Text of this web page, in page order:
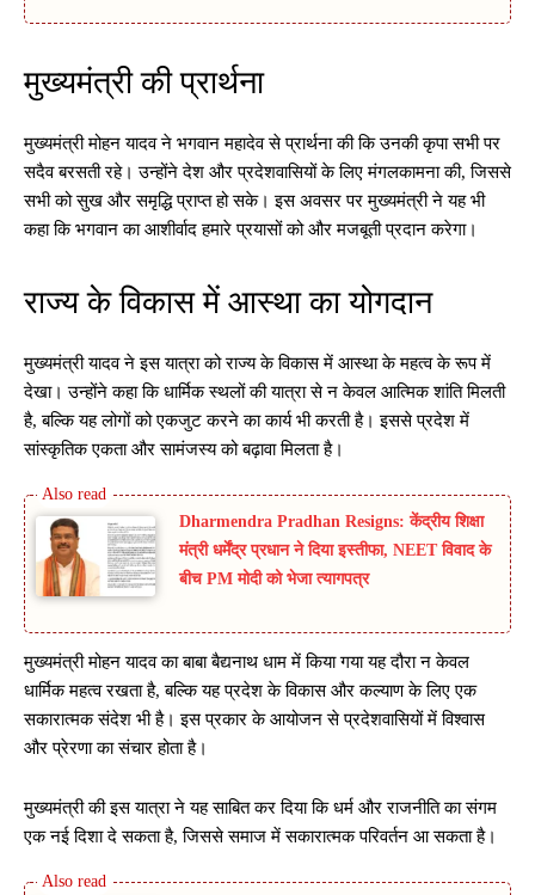
मुख्यमंत्री की प्रार्थना
मुख्यमंत्री मोहन यादव ने भगवान महादेव से प्रार्थना की कि उनकी कृपा सभी पर
सदैव बरसती रहे। उन्होंने देश और प्रदेशवासियों के लिए मंगलकामना की, जिससे
सभी को सुख और समृद्धि प्राप्त हो सके। इस अवसर पर मुख्यमंत्री ने यह भी
कहा कि भगवान का आशीर्वाद हमारे प्रयासों को और मजबूती प्रदान करेगा।
राज्य के विकास में आस्था का योगदान
मुख्यमंत्री यादव ने इस यात्रा को राज्य के विकास में आस्था के महत्व के रूप में
देखा। उन्होंने कहा कि धार्मिक स्थलों की यात्रा से न केवल आत्मिक शांति मिलती
है, बल्कि यह लोगों को एकजुट करने का कार्य भी करती है। इससे प्रदेश में
सांस्कृतिक एकता और सामंजस्य को बढ़ावा मिलता है।
Dharmendra Pradhan Resigns: केंद्रीय शिक्षा
मंत्री धर्मेंद्र प्रधान ने दिया इस्तीफा, NEET विवाद के
बीच PM मोदी को भेजा त्यागपत्र
मुख्यमंत्री मोहन यादव का बाबा बैद्यनाथ धाम में किया गया यह दौरा न केवल
धार्मिक महत्व रखता है, बल्कि यह प्रदेश के विकास और कल्याण के लिए एक
सकारात्मक संदेश भी है। इस प्रकार के आयोजन से प्रदेशवासियों में विश्वास
और प्रेरणा का संचार होता है।
मुख्यमंत्री की इस यात्रा ने यह साबित कर दिया कि धर्म और राजनीति का संगम
एक नई दिशा दे सकता है, जिससे समाज में सकारात्मक परिवर्तन आ सकता है।